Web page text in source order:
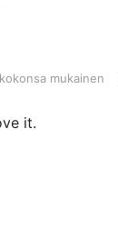
mukainen,mukainen
it.